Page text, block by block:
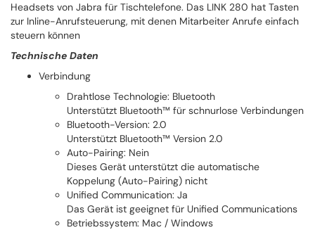
Headsets von Jabra für Tischtelefone. Das LINK 280 hat Tasten
zur Inline-Anrufsteuerung, mit denen Mitarbeiter Anrufe einfach
steuern können
Technische Daten
Verbindung
Drahtlose Technologie: Bluetooth
Unterstützt Bluetooth™ für schnurlose Verbindungen
Bluetooth-Version: 2.0
Unterstützt Bluetooth™ Version 2.0
Auto-Pairing: Nein
Dieses Gerät unterstützt die automatische
Koppelung (Auto-Pairing) nicht
Unified Communication: Ja
Das Gerät ist geeignet für Unified Communications
Betriebssystem: Mac / Windows